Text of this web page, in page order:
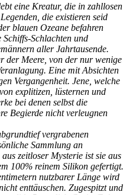
eine Kreatur, die in zahllosen
die existieren seid
blauen Ozeane befahren
Schlachten und
aller Jahrtausende.
der Meere, von der nur wenige
Eine mit Absichten
Vergangenheit. Jene, welche
explitizen, lüsternen und
bei denen selbst die
Begierde nicht verleugnen
vergrabenen
Sammlung an
zeitloser Mysterie ist sie aus
100% reinem Silikon gefertigt.
nutzbarer Länge wird
enttäuschen. Zugespitzt und